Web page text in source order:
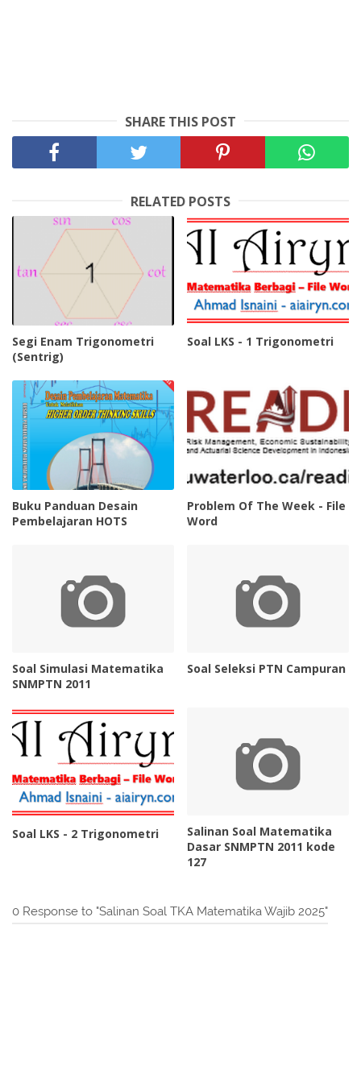
SHARE THIS POST
RELATED POSTS
Segi Enam Trigonometri
(Sentrig)
Soal LKS - 1 Trigonometri
Buku Panduan Desain
Pembelajaran HOTS
Problem Of The Week - File
Word
Soal Simulasi Matematika
SNMPTN 2011
Soal Seleksi PTN Campuran
Soal LKS - 2 Trigonometri
Salinan Soal Matematika
Dasar SNMPTN 2011 kode
127
0 Response to "Salinan Soal TKA Matematika Wajib 2025"